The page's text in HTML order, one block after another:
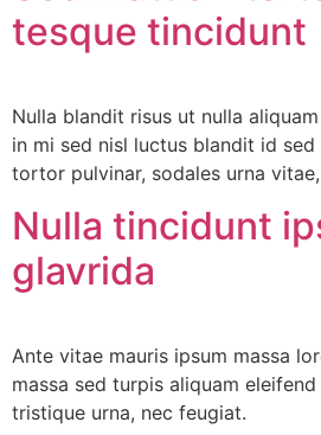
tesque tincidunt
Nulla blandit risus ut nulla
in mi sed nisl luctus blandit id sed
tortor pulvinar, sodales urna
Nulla tincidunt
glavrida
Ante vitae mauris ipsum massa
massa sed turpis aliquam
tristique urna, nec feugiat.